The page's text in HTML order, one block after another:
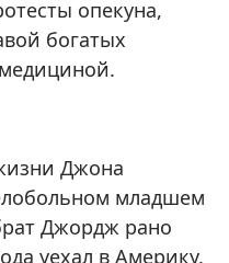
опекуна,
богатых
Джона
младшем
Джордж рано
уехал в Америку.